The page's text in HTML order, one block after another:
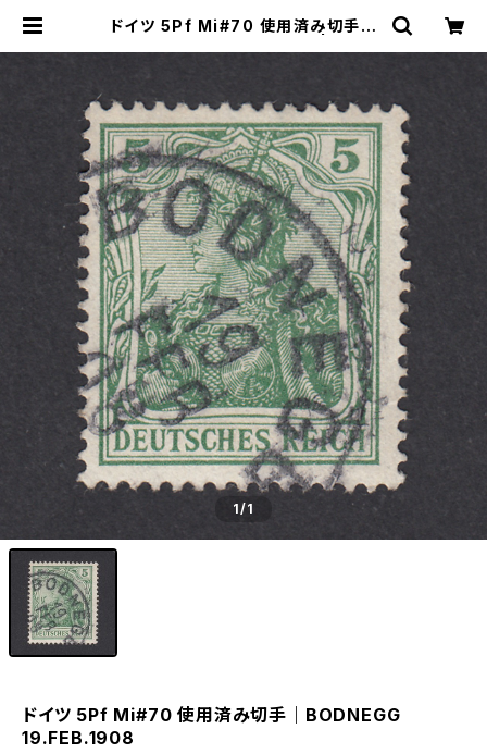
ドイツ 5Pf Mi#70 使用済み切手｜
1/1
ドイツ 5Pf Mi#70 使用済み切手｜BODNEGG
19.FEB.1908